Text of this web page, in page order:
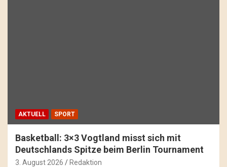
AKTUELL SPORT
Basketball: 3×3 Vogtland misst sich mit
Deutschlands Spitze beim Berlin Tournament
3. August 2026 Redaktion